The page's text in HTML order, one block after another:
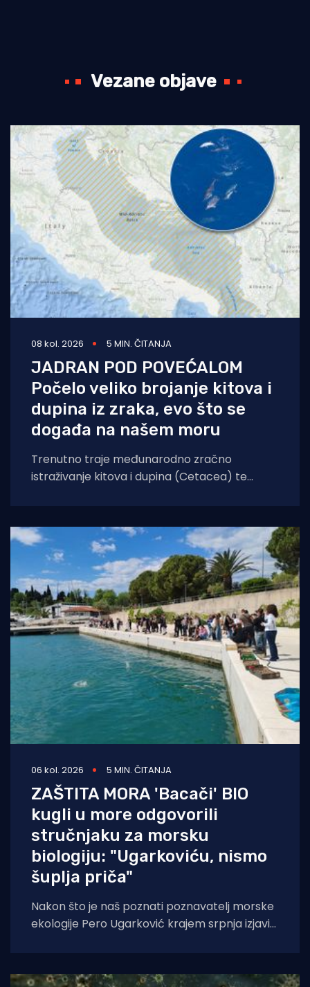
Vezane objave
08 kol. 2026 5 MIN. ČITANJA
JADRAN POD POVEĆALOM
Počelo veliko brojanje kitova i
dupina iz zraka, evo što se
događa na našem moru
Trenutno traje međunarodno zračno
istraživanje kitova i dupina (Cetacea) te
06 kol. 2026 5 MIN. ČITANJA
ZAŠTITA MORA 'Bacači' BIO
kugli u more odgovorili
stručnjaku za morsku
biologiju: "Ugarkoviću, nismo
šuplja priča"
Nakon što je naš poznati poznavatelj morske
ekologije Pero Ugarković krajem srpnja izjavio